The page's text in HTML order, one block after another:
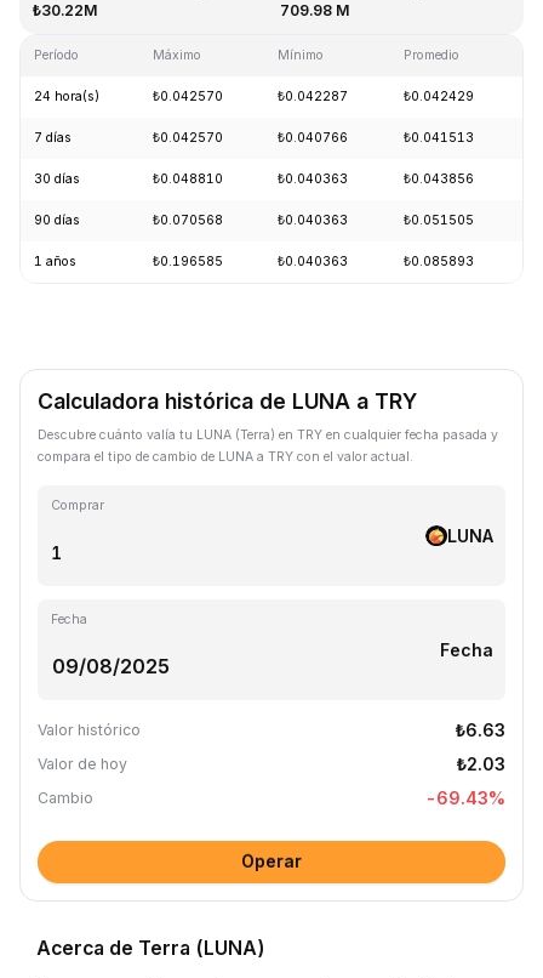
₺30.22M 709.98 M
Período Máximo Mínimo Promedio
24 hora(s) ₺0.042570 ₺0.042287 ₺0.042429
7 días ₺0.042570 ₺0.040766 ₺0.041513
30 días ₺0.048810 ₺0.040363 ₺0.043856
90 días ₺0.070568 ₺0.040363 ₺0.051505
1 años ₺0.196585 ₺0.040363 ₺0.085893
Calculadora histórica de LUNA a TRY
Descubre cuánto valía tu LUNA (Terra) en TRY en cualquier fecha pasada y
compara el tipo de cambio de LUNA a TRY con el valor actual.
Comprar
LUNA
Fecha
Fecha
Valor histórico ₺6.63
Valor de hoy ₺2.03
Cambio -69.43%
Operar
Acerca de Terra (LUNA)